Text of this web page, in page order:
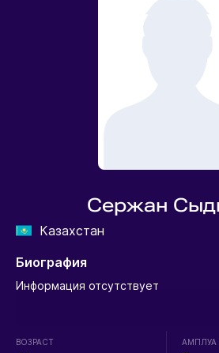
Сержан
Казахстан
Биография
Информация отсутствует
ВОЗРАСТ АМПЛУА